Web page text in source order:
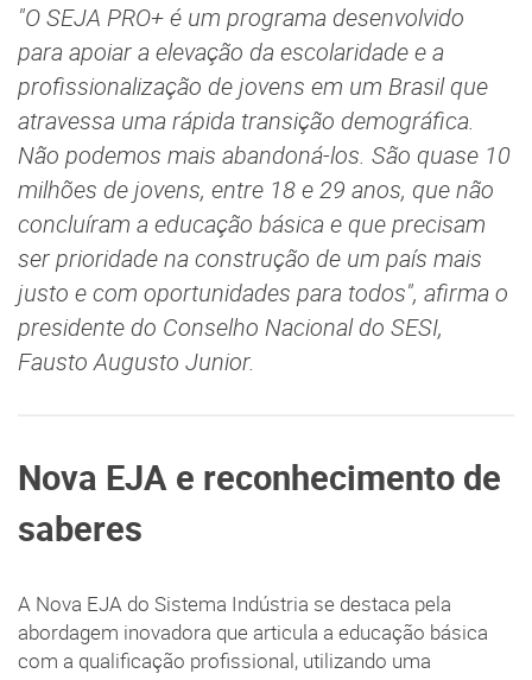
"O SEJA PRO+ é um programa desenvolvido
para apoiar a elevação da escolaridade e a
profissionalização de jovens em um Brasil que
atravessa uma rápida transição demográfica.
Não podemos mais abandoná-los. São quase 10
milhões de jovens, entre 18 e 29 anos, que não
concluíram a educação básica e que precisam
ser prioridade na construção de um país mais
justo e com oportunidades para todos", afirma o
presidente do Conselho Nacional do SESI,
Fausto Augusto Junior.
Nova EJA e reconhecimento de
saberes
A Nova EJA do Sistema Indústria se destaca pela
abordagem inovadora que articula a educação básica
com a qualificação profissional, utilizando uma